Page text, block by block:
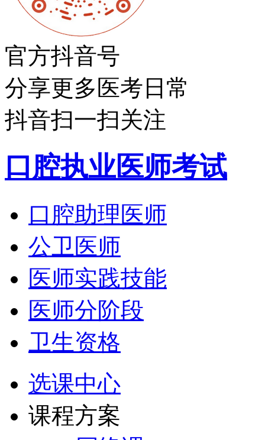
官方抖音号
分享更多医考日常
抖音扫一扫关注
口腔执业医师考试
口腔助理医师
公卫医师
医师实践技能
医师分阶段
卫生资格
选课中心
课程方案